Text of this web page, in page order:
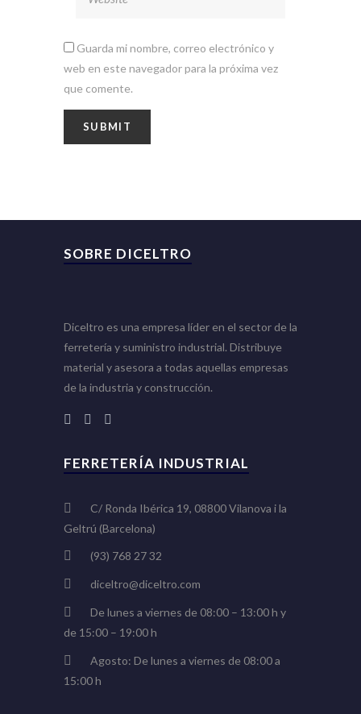
Guarda mi nombre, correo electrónico y
web en este navegador para la próxima vez
que comente.
SOBRE DICELTRO
Diceltro es una empresa líder en el sector de la
ferretería y suministro industrial. Distribuye
material y asesora a todas aquellas empresas
de la industria y construcción.
FERRETERÍA INDUSTRIAL
C/ Ronda Ibérica 19, 08800 Vilanova i la
Geltrú (Barcelona)
(93) 768 27 32
diceltro@diceltro.com
De lunes a viernes de 08:00 – 13:00 h y
de 15:00 – 19:00 h
Agosto: De lunes a viernes de 08:00 a
15:00 h